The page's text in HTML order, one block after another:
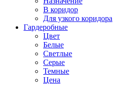
В коридор
Для узкого коридора
Гардеробные
Цвет
Белые
Светлые
Серые
Темные
Цена